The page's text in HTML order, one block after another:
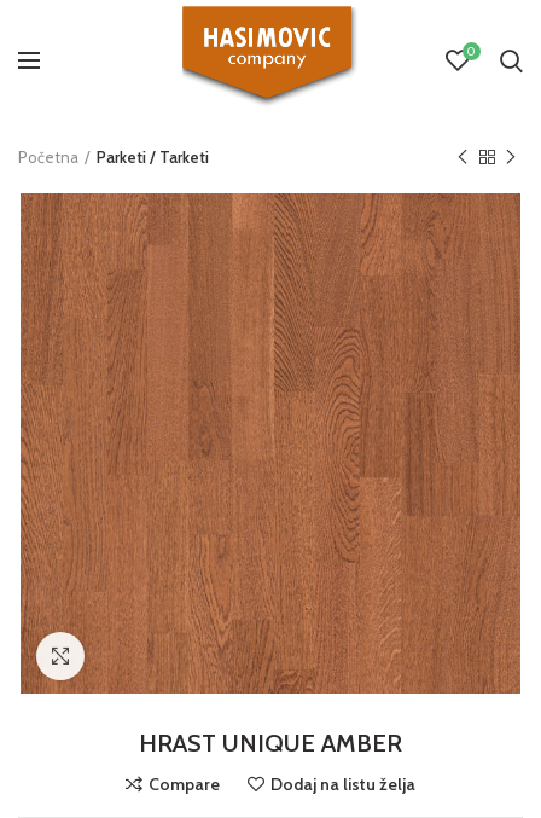
0
Početna Parketi / Tarketi
Click to enlarge
HRAST UNIQUE AMBER
Compare Dodaj na listu želja